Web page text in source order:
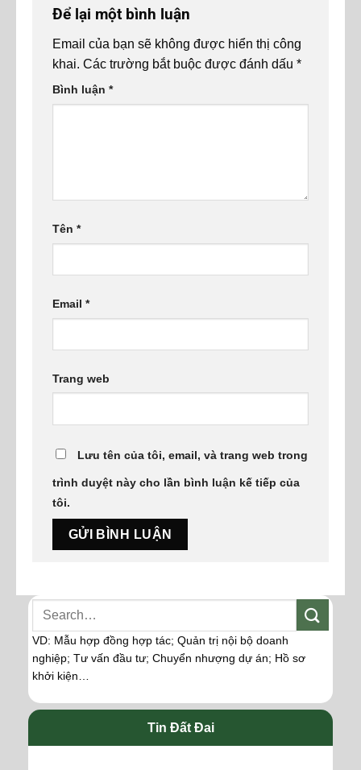
Để lại một bình luận
Email của bạn sẽ không được hiển thị công
khai. Các trường bắt buộc được đánh dấu *
Bình luận *
Tên *
Email *
Trang web
Lưu tên của tôi, email, và trang web trong
trình duyệt này cho lần bình luận kế tiếp của
tôi.
VD: Mẫu hợp đồng hợp tác; Quản trị nội bộ doanh
nghiệp; Tư vấn đầu tư; Chuyển nhượng dự án; Hồ sơ
khởi kiện…
Tin Đất Đai